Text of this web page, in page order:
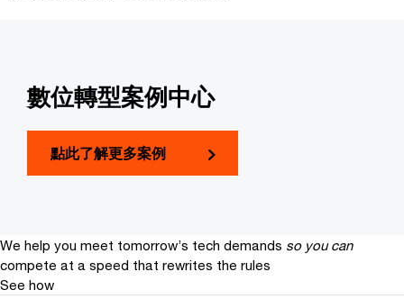
數位轉型案例中心
點此了解更多案例
We help you meet tomorrow’s tech demands so you can
compete at a speed that rewrites the rules
See how